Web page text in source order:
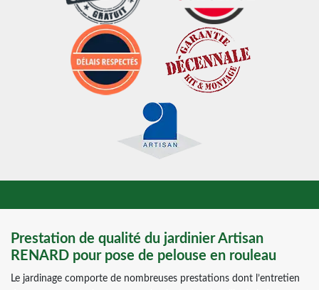
Prestation de qualité du jardinier Artisan
RENARD pour pose de pelouse en rouleau
Le jardinage comporte de nombreuses prestations dont l’entretien